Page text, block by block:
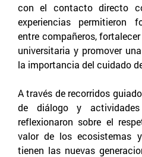
con el contacto directo
experiencias permitieron
entre compañeros,
universitaria y promover
la importancia del cuidado
A través de recorridos
de diálogo y
reflexionaron sobre el
valor de los ecosistemas
tienen las nuevas